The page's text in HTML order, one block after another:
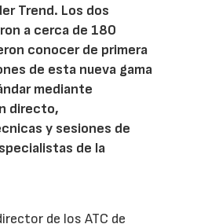
Trend. Los dos
a cerca de 180
conocer de primera
de esta nueva gama
mediante
directo,
y sesiones de
de la
de los ATC de